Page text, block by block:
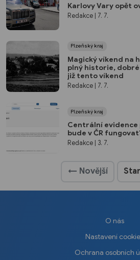
Karlovy Vary opět
Redakce| 7. 7.
Plzeňský kraj
Magický víkend na
plný historie,
již tento víkend
Redakce| 7. 7.
Plzeňský kraj
Centrální evidence
bude v ČR
Redakce| 3. 7.
← Novější
O nás
Nastavení
Ochrana osobních